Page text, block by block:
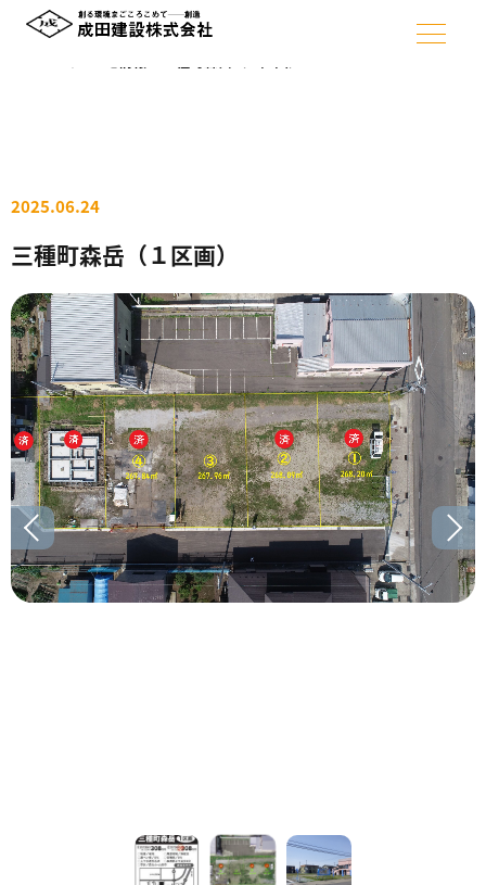
2025.06.24
三種町森岳（１区画）